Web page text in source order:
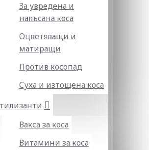
За увредена и
накъсана коса
Оцветяващи и
матиращи
Против косопад
Суха и изтощена коса
Вакса за коса
Витамини за коса